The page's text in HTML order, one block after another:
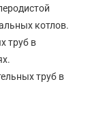
котлов.
труб в
труб в